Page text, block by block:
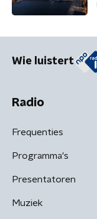
Wie luistert
Radio
Frequenties
Programma's
Presentatoren
Muziek